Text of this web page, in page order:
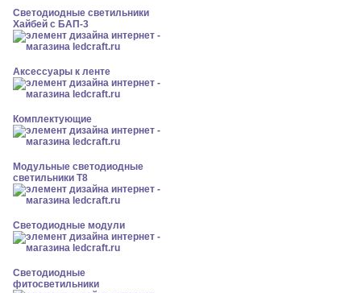
Светодиодные светильники
Хайбей с БАП-3
Аксессуары к ленте
Комплектующие
Модульные светодиодные
светильники Т8
Светодиодные модули
Светодиодные
фитосветильники